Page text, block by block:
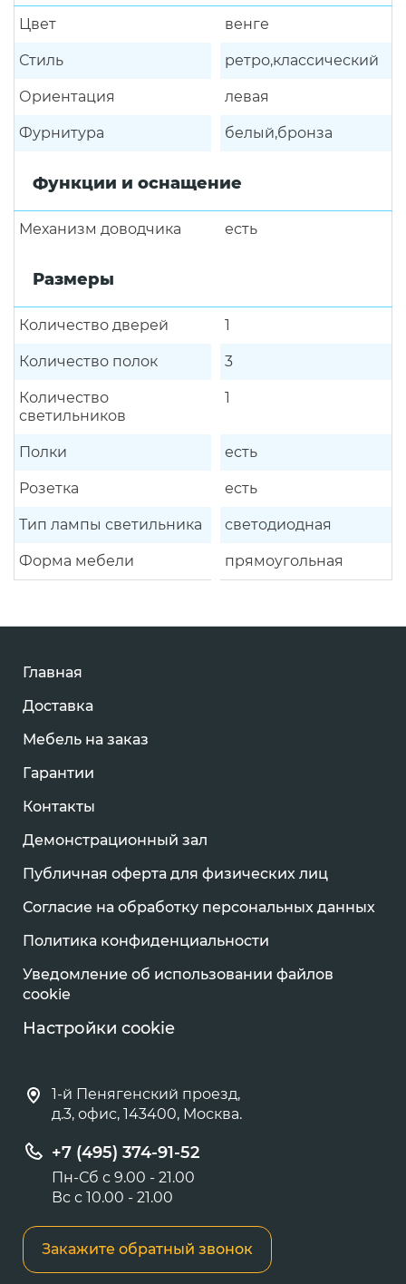
Цвет венге
Стиль ретро,классический
Ориентация левая
Фурнитура белый,бронза
Функции и оснащение
Механизм доводчика есть
Размеры
Количество дверей 1
Количество полок 3
Количество
светильников
1
Полки есть
Розетка есть
Тип лампы светильника светодиодная
Форма мебели прямоугольная
Главная
Доставка
Мебель на заказ
Гарантии
Контакты
Демонстрационный зал
Публичная оферта для физических лиц
Согласие на обработку персональных данных
Политика конфиденциальности
Уведомление об использовании файлов
cookie
Настройки cookie
1-й Пенягенский проезд,
д.3, офис, 143400, Москва.
+7 (495) 374-91-52
Пн-Сб с 9.00 - 21.00
Вс с 10.00 - 21.00
Закажите обратный звонок